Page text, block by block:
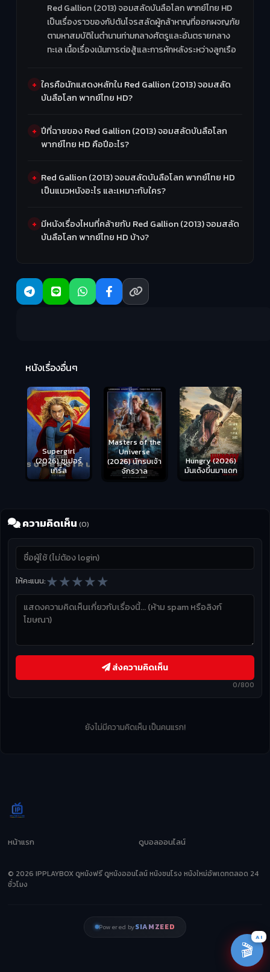
Red Gallion (2013) จอมสลัดบันลือโลก พากย์ไทย HD
เป็นเรื่องราวของกัปตันโจรสลัดผู้กล้าหาญที่ออกผจญภัย
ตามหาสมบัติในตำนานท่ามกลางศัตรูและอันตรายกลาง
ทะเล เนื้อเรื่องเน้นการต่อสู้และการหักหลังระหว่างลูกเรือ
ใครคือนักแสดงหลักใน Red Gallion (2013) จอมสลัด
บันลือโลก พากย์ไทย HD?
ปีที่ฉายของ Red Gallion (2013) จอมสลัดบันลือโลก
พากย์ไทย HD คือปีอะไร?
Red Gallion (2013) จอมสลัดบันลือโลก พากย์ไทย HD
เป็นแนวหนังอะไร และเหมาะกับใคร?
มีหนังเรื่องไหนที่คล้ายกับ Red Gallion (2013) จอมสลัด
บันลือโลก พากย์ไทย HD บ้าง?
หนังเรื่องอื่นๆ
Supergirl
(2026) ซูเปอร์
เกิร์ล
Masters of the
Universe
(2026) นักรบเจ้า
จักรวาล
Hungry (2026)
มันเด้งขึ้นมาแดก
ความคิดเห็น (0)
ให้คะแนน:★★★★★
0/800
ส่งความคิดเห็น
ยังไม่มีความคิดเห็น เป็นคนแรก!
หน้าแรก ดูบอลออนไลน์
© 2026 IPPLAYBOX ดูหนังฟรี ดูหนังออนไลน์ หนังชนโรง หนังใหม่อัพเดทตลอด 24
ชั่วโมง
Powered bySIAMZEED
🎬
AI